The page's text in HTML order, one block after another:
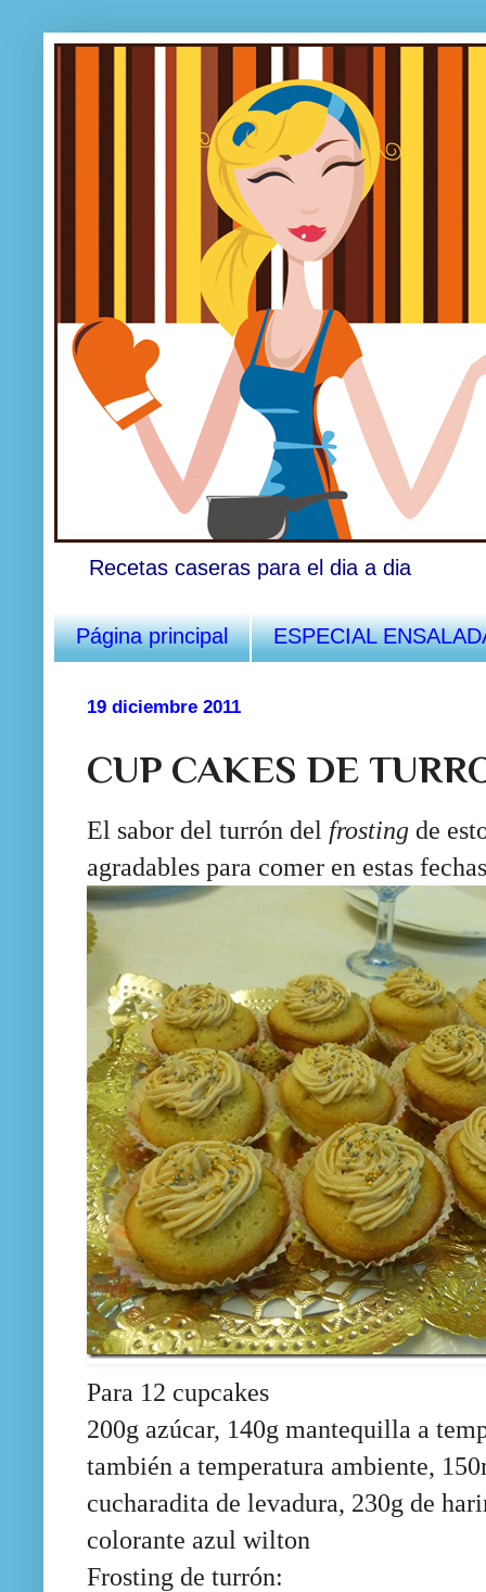
Recetas caseras para el dia a dia
Página principal ESPECIAL
19 diciembre 2011
CUP CAKES DE
El sabor del turrón del frosting de
agradables para comer en estas
Para 12 cupcakes
200g azúcar, 140g mantequilla a
también a temperatura ambiente,
cucharadita de levadura, 230g de
colorante azul wilton
Frosting de turrón: